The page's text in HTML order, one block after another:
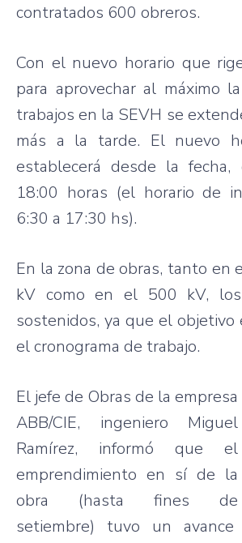
contratados 600 obreros.
Con el nuevo horario que
para aprovecharal máximo la
trabajos en la SEVH se
más a la tarde. El nuevo
establecerá desde lafecha,
18:00 horas (el horario de
6:30 a 17:30 hs).
En la zona deobras, tanto en
kV como en el 500 kV, los
sostenidos, ya que el objetivo
elcronograma de trabajo.
El jefe de Obras de laempresa
ABB/CIE, ingeniero Miguel
Ramírez, informó que el
emprendimiento en síde la
obra (hasta fines de
setiembre) tuvo un avance